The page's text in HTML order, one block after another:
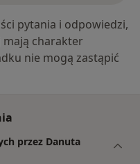
pytania i odpowiedzi,
mają charakter
nie mogą zastąpić
przez Danuta